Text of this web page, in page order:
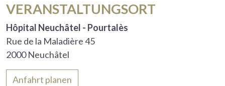
VERANSTALTUNGSORT
Hôpital Neuchâtel - Pourtalès
Rue de la Maladière 45
2000 Neuchâtel
Anfahrt planen